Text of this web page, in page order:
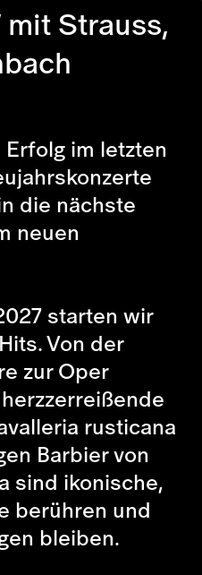
mit Strauss,
im letzten
die nächste
neuen
starten wir
Von der
zur Oper
rusticana
Barbier von
sind ikonische,
berühren und
bleiben.